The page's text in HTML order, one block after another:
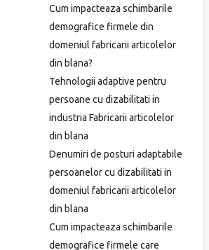
Cum impacteaza schimbarile
demografice firmele din
domeniul fabricarii articolelor
din blana?
Tehnologii adaptive pentru
persoane cu dizabilitati in
industria Fabricarii articolelor
din blana
Denumiri de posturi adaptabile
persoanelor cu dizabilitati in
domeniul fabricarii articolelor
din blana
Cum impacteaza schimbarile
demografice firmele care